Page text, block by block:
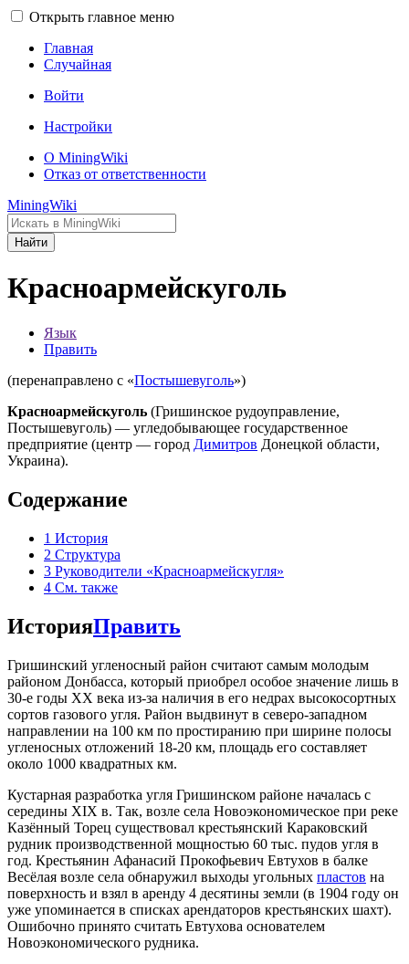
Открыть главное меню
Главная
Случайная
Войти
Настройки
О MiningWiki
Отказ от ответственности
MiningWiki
Найти
Красноармейскуголь
Язык
Править
(перенаправлено с «Постышевуголь»)
Красноармейскуголь (Гришинское рудоуправление,
Постышевуголь) — угледобывающее государственное
предприятие (центр — город Димитров Донецкой области,
Украина).
Содержание
1 История
2 Структура
3 Руководители «Красноармейскугля»
4 См. также
ИсторияПравить
Гришинский угленосный район считают самым молодым
районом Донбасса, который приобрел особое значение лишь в
30-е годы ХХ века из-за наличия в его недрах высокосортных
сортов газового угля. Район выдвинут в северо-западном
направлении на 100 км по простиранию при ширине полосы
угленосных отложений 18-20 км, площадь его составляет
около 1000 квадратных км.
Кустарная разработка угля Гришинском районе началась с
середины XIX в. Так, возле села Новоэкономическое при реке
Казённый Торец существовал крестьянский Караковский
рудник производственной мощностью 60 тыс. пудов угля в
год. Крестьянин Афанасий Прокофьевич Евтухов в балке
Весёлая возле села обнаружил выходы угольных пластов на
поверхность и взял в аренду 4 десятины земли (в 1904 году он
уже упоминается в списках арендаторов крестьянских шахт).
Ошибочно принято считать Евтухова основателем
Новоэкономического рудника.